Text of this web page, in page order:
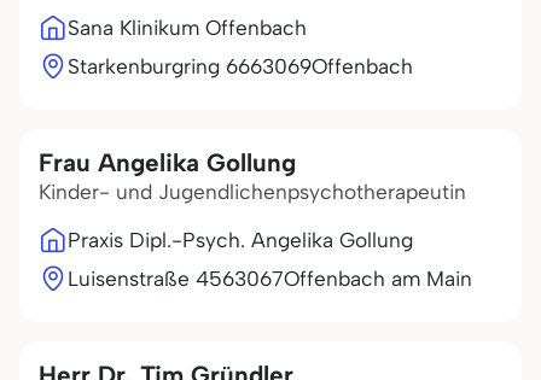
Sana Klinikum Offenbach
Starkenburgring 6663069Offenbach
Frau Angelika Gollung
Kinder- und Jugendlichenpsychotherapeutin
Praxis Dipl.-Psych. Angelika Gollung
Luisenstraße 4563067Offenbach am Main